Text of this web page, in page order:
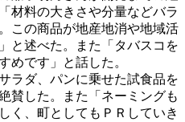
材料の大きさや分量などバラ
この商品が地産地消や地域活
と述べた。また「タバスコを
めです」と話した。
ラダ、パンに乗せた試食品を
賛した。また「ネーミングも
く、町としてもＰＲしていき